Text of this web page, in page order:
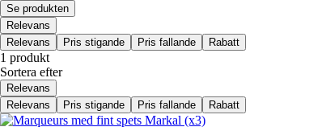
Se produkten
Relevans
Relevans
Pris stigande Pris fallande Rabatt
1 produkt
Sortera efter
Relevans
Relevans
Pris stigande Pris fallande Rabatt